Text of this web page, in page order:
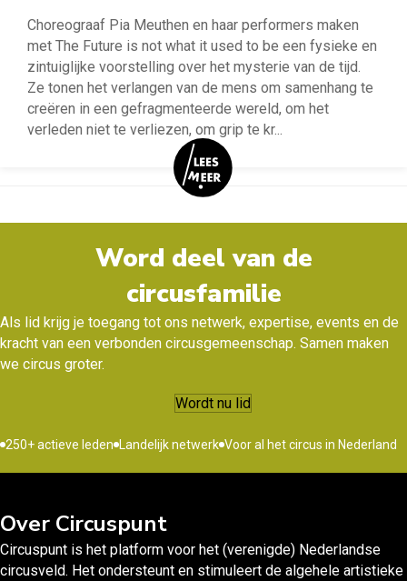
Choreograaf Pia Meuthen en haar performers maken
met The Future is not what it used to be een fysieke en
zintuiglijke voorstelling over het mysterie van de tijd.
Ze tonen het verlangen van de mens om samenhang te
creëren in een gefragmenteerde wereld, om het
verleden niet te verliezen, om grip te kr...
Word deel van de
circusfamilie
Als lid krijg je toegang tot ons netwerk, expertise, events en de
kracht van een verbonden circusgemeenschap. Samen maken
we circus groter.
Wordt nu lid
250+ actieve leden Landelijk netwerk Voor al het circus in Nederland
Over Circuspunt
Circuspunt is het platform voor het (verenigde) Nederlandse
circusveld. Het ondersteunt en stimuleert de algehele artistieke